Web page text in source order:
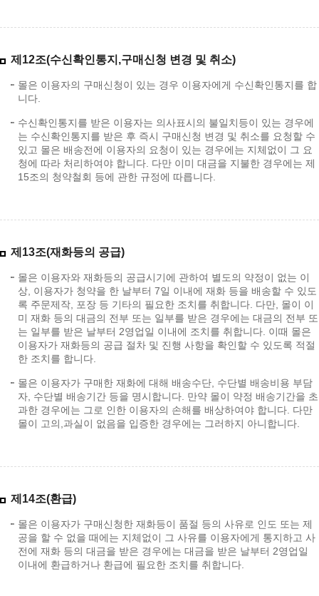
제12조(수신확인통지,구매신청 변경 및 취소)
몰은 이용자의 구매신청이 있는 경우 이용자에게 수신확인통지를 합
니다.
수신확인통지를 받은 이용자는 의사표시의 불일치등이 있는 경우에
는 수신확인통지를 받은 후 즉시 구매신청 변경 및 취소를 요청할 수
있고 몰은 배송전에 이용자의 요청이 있는 경우에는 지체없이 그 요
청에 따라 처리하여야 합니다. 다만 이미 대금을 지불한 경우에는 제
15조의 청약철회 등에 관한 규정에 따릅니다.
제13조(재화등의 공급)
몰은 이용자와 재화등의 공급시기에 관하여 별도의 약정이 없는 이
상, 이용자가 청약을 한 날부터 7일 이내에 재화 등을 배송할 수 있도
록 주문제작, 포장 등 기타의 필요한 조치를 취합니다. 다만, 몰이 이
미 재화 등의 대금의 전부 또는 일부를 받은 경우에는 대금의 전부 또
는 일부를 받은 날부터 2영업일 이내에 조치를 취합니다. 이때 몰은
이용자가 재화등의 공급 절차 및 진행 사항을 확인할 수 있도록 적절
한 조치를 합니다.
몰은 이용자가 구매한 재화에 대해 배송수단, 수단별 배송비용 부담
자, 수단별 배송기간 등을 명시합니다. 만약 몰이 약정 배송기간을 초
과한 경우에는 그로 인한 이용자의 손해를 배상하여야 합니다. 다만
몰이 고의,과실이 없음을 입증한 경우에는 그러하지 아니합니다.
제14조(환급)
몰은 이용자가 구매신청한 재화등이 품절 등의 사유로 인도 또는 제
공을 할 수 없을 때에는 지체없이 그 사유를 이용자에게 통지하고 사
전에 재화 등의 대금을 받은 경우에는 대금을 받은 날부터 2영업일
이내에 환급하거나 환급에 필요한 조치를 취합니다.